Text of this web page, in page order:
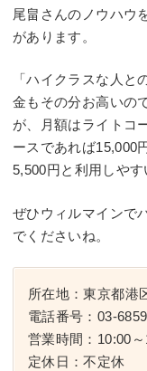
尾畠さんのノウハウ
があります。
「ハイクラスな人
金もその分お高いの
が、月額はライトコ
ースであれば15,000
5,500円と利用しやす
ぜひウィルマインで
でくださいね。
所在地：東京都港
電話番号：03-
営業時間：10:00
定休日：不定休